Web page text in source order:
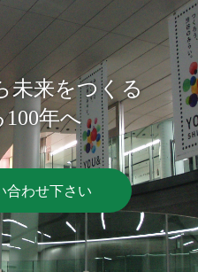
未来をつくる
年へ
合わせ下さい